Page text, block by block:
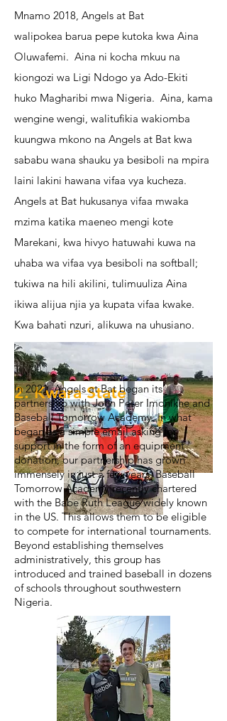
Mnamo 2018, Angels at Bat
walipokea barua pepe kutoka kwa Aina
Oluwafemi. Aina ni kocha mkuu na
kiongozi wa Ligi Ndogo ya Ado-Ekiti
huko Magharibi mwa Nigeria. Aina, kama
wengine wengi, walitufikia wakiomba
kuungwa mkono na Angels at Bat kwa
sababu wana shauku ya besiboli na mpira
laini lakini hawana vifaa vya kucheza.
Angels at Bat hukusanya vifaa mwaka
mzima katika maeneo mengi kote
Marekani, kwa hivyo hatuwahi kuwa na
uhaba wa vifaa vya besiboli na softball;
tukiwa na hili akilini, tulimuuliza Aina
ikiwa alijua njia ya kupata vifaa kwake.
Kwa bahati nzuri, alikuwa na uhusiano.
2. Kwara State
In 2021, Angels at Bat began its
partnership with John Peter Imonikhe and
Baseball Tomorrow Academy. In what
began as a simple email asking for
support in the form of an equipment
donation, our partnership has grown
immensely in just a few years. Baseball
Tomorrow Academy recently chartered
with the Babe Ruth League widely known
in the US. This allows them to be eligible
to compete for international tournaments.
Beyond establishing themselves
administratively, this group has
introduced and trained baseball in dozens
of schools throughout southwestern
Nigeria.